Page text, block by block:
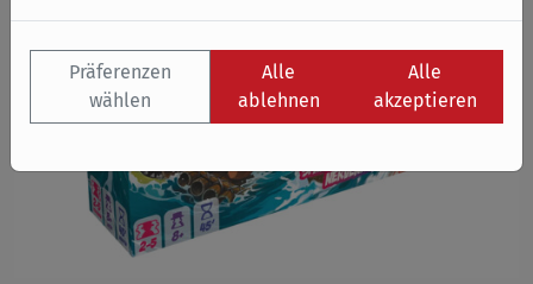
Präferenzen
wählen
Alle
ablehnen
Alle
akzeptieren